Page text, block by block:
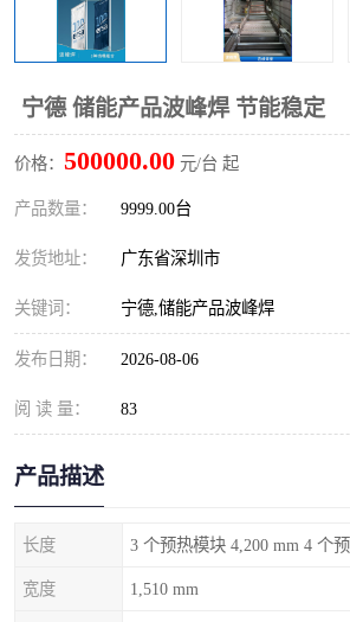
宁德 储能产品波峰焊 节能稳定
价格： 500000.00 元/台 起
产品数量： 9999.00台
发货地址： 广东省深圳市
关键词： 宁德,储能产品波峰焊
发布日期： 2026-08-06
阅 读 量： 83
产品描述
长度 3 个预热模块 4,200 mm 4 个
宽度 1,510 mm